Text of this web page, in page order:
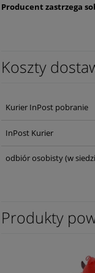
Producent zastrzega
Koszty
Kurier InPost pobranie
InPost Kurier
odbiór osobisty(w
Produkty